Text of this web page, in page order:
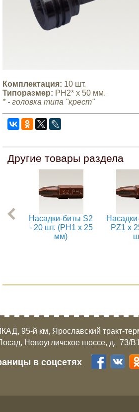
Комплектация: 10 шт.
Типоразмер: PH2* x 50 мм.
* - головка типа "крест"
Другие товары раздела
Насадки-биты S2
- 20 шт. (PH1 x 25
мм)
PZ1 x
95-й км, Ярославский тракт-
Новоугличское шоссе, д. 73/
в соцсетях